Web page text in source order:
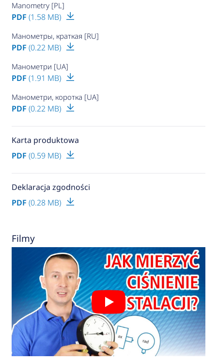
Manometry [PL]
PDF (1.58 MB)
Манометры, краткая [RU]
PDF (0.22 MB)
Манометри [UA]
PDF (1.91 MB)
Манометри, коротка [UA]
PDF (0.22 MB)
Karta produktowa
PDF (0.59 MB)
Deklaracja zgodności
PDF (0.28 MB)
Filmy